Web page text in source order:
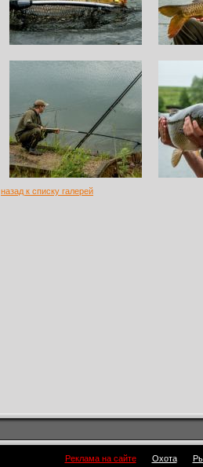
назад к списку галерей
Реклама на сайте Охота